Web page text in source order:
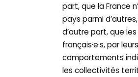
part, que la France
pays parmi
d’autre part, que les
français·e·s, par leurs
comportements
les collectivités